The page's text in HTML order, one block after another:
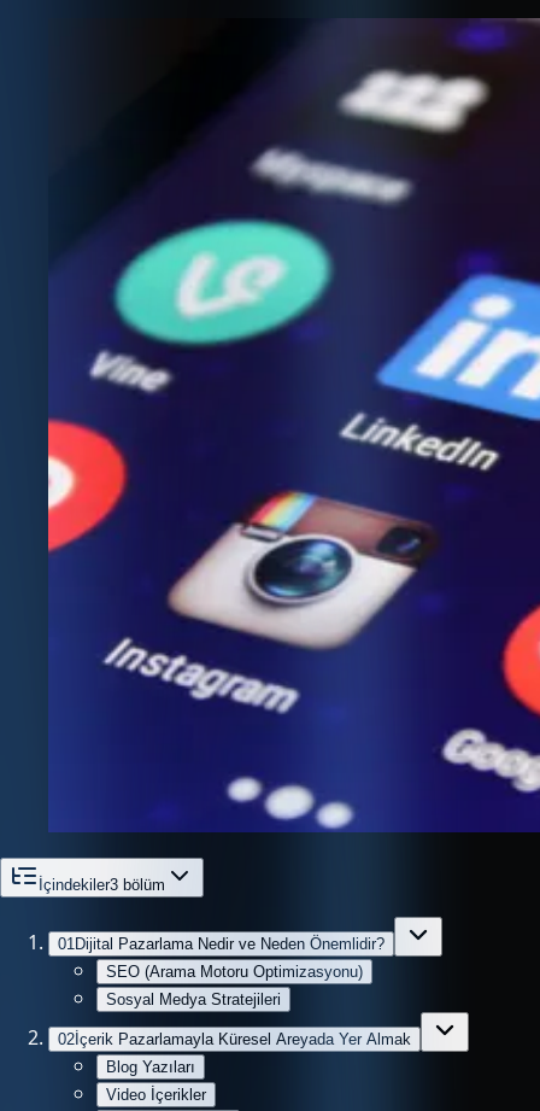
İçindekiler3 bölüm
01 Dijital Pazarlama Nedir ve Neden Önemlidir?
SEO (Arama Motoru Optimizasyonu)
Sosyal Medya Stratejileri
02 İçerik Pazarlamayla Küresel Areyada Yer Almak
Blog Yazıları
Video İçerikler